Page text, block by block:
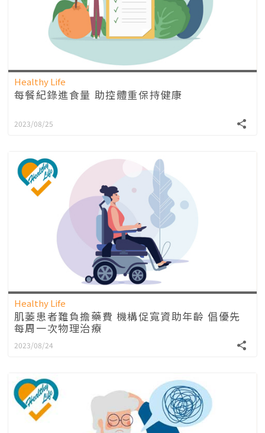
Healthy Life
每餐紀錄進食量 助控體重保持健康
2023/08/25
Healthy Life
肌萎患者難負擔藥費 機構促寬資助年齡 倡優先
每周一次物理治療
2023/08/24